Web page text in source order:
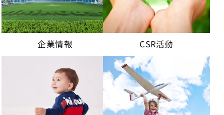
企業情報 CSR活動